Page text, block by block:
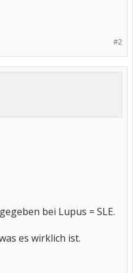
#2
bei Lupus = SLE.
es wirklich ist.